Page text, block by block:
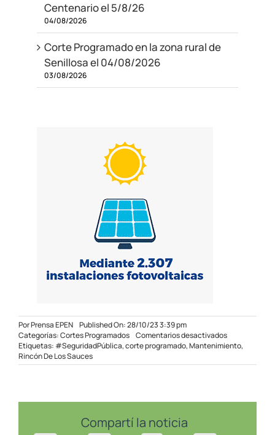
Centenario el 5/8/26
04/08/2026
Corte Programado en la zona rural de
Senillosa el 04/08/2026
03/08/2026
PorPrensa EPEN Published On: 28/10/23 3:39 pm
Categorías:Cortes Programados Comentarios desactivadosen
Corte
en
Etiquetas: #SeguridadPública,corte programado,Mantenimiento,
Rincón De Los Sauces
Compartí la noticia